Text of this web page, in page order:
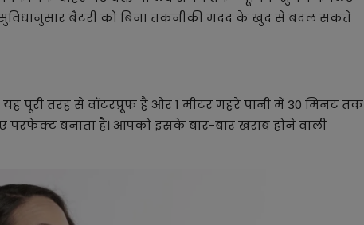
बैटरी को बिना तकनीकी मदद के खुद से बदल सकते
पूरी तरह से वॉटरप्रूफ है और 1 मीटर गहरे पानी में 30 मिनट तक
बनाता है। आपको इसके बार-बार खराब होने वाली